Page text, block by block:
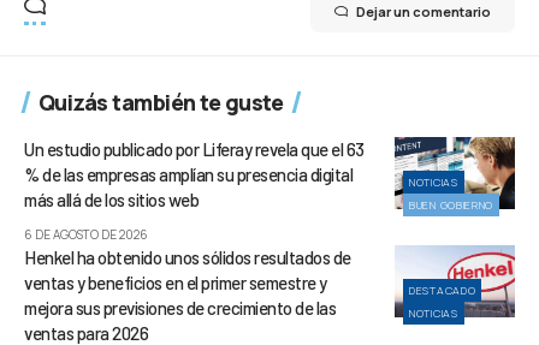
Dejar un comentario
Quizás también te guste
NOTICIAS
BUEN GOBIERNO
Un estudio publicado por Liferay revela que el 63
% de las empresas amplían su presencia digital
más allá de los sitios web
6 DE AGOSTO DE 2026
DESTACADO
NOTICIAS
Henkel ha obtenido unos sólidos resultados de
ventas y beneficios en el primer semestre y
mejora sus previsiones de crecimiento de las
ventas para 2026